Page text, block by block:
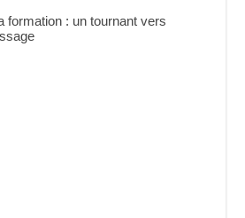
formation : un tournant vers